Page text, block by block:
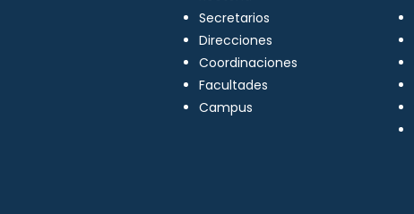
Secretarios
Direcciones
Coordinaciones
Facultades
Campus